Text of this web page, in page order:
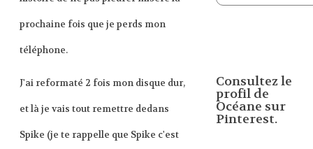
prochaine fois que je perds mon
téléphone.
J'ai reformaté 2 fois mon disque dur,
et là je vais tout remettre dedans
Spike (je te rappelle que Spike c'est
Consultez le
profil de
Océane sur
Pinterest.